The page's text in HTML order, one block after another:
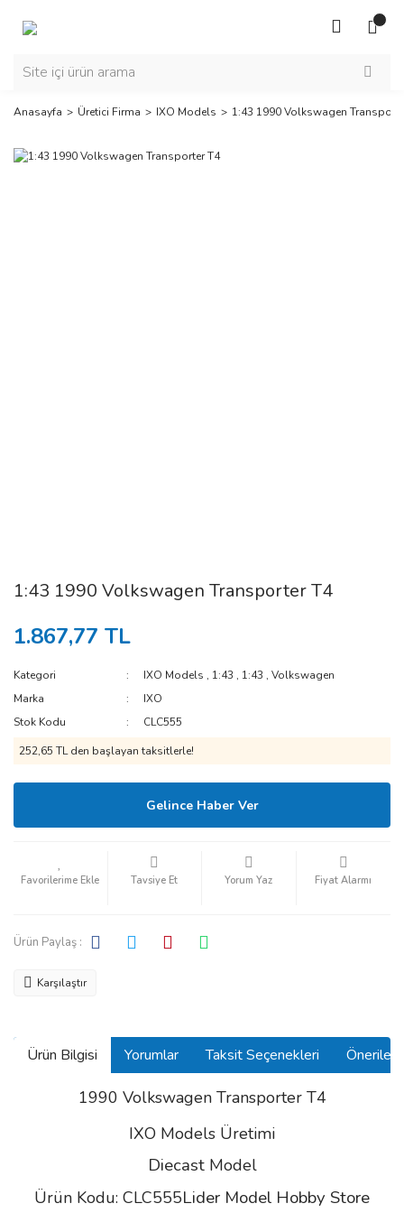
Anasayfa Üretici Firma IXO Models 1:43 1990 Volkswagen
1:43 1990 Volkswagen Transporter T4
1.867,77 TL
Kategori IXO Models , 1:43 , 1:43 ,Volkswagen
Marka
IXO
Stok Kodu
CLC555
252,65 TL den başlayan taksitlerle!
Gelince Haber Ver
Tavsiye Et Yorum Yaz Fiyat Alarmı
Ürün Paylaş :
Karşılaştır
Ürün Bilgisi Yorumlar Taksit Seçenekleri
1990 Volkswagen Transporter T4
IXO Models Üretimi
Diecast Model
Ürün Kodu: CLC555Lider Model Hobby Store